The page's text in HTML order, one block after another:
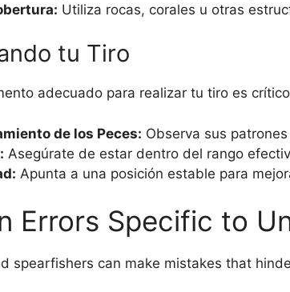
Utiliza rocas, corales u otras
tu Tiro
adecuado para realizar tu tiro es
de los Peces: Observa sus
Asegúrate de estar dentro del rango
Apunta a una posición estable para
Errors Specific to
spearfishers can make mistakes that